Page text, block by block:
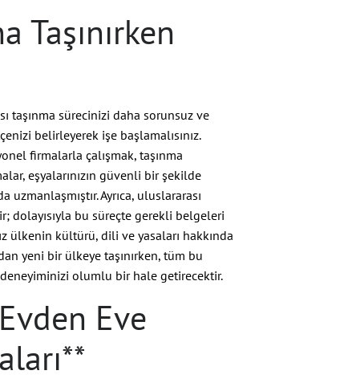
Taşınırken
taşınma sürecinizi daha sorunsuz ve
belirleyerek işe başlamalısınız.
firmalarla çalışmak, taşınma
eşyalarınızın güvenli bir şekilde
Ayrıca, uluslararası
dolayısıyla bu süreçte gerekli belgeleri
ülkenin kültürü, dili ve yasaları hakkında
yeni bir ülkeye taşınırken, tüm bu
olumlu bir hale getirecektir.
Eve